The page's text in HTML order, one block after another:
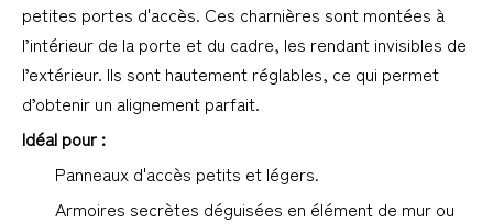
petites portes d'accès. Ces charnières sont montées à
l’intérieur de la porte et du cadre, les rendant invisibles de
l’extérieur. Ils sont hautement réglables, ce qui permet
d’obtenir un alignement parfait.
Idéal pour :
Panneaux d'accès petits et légers.
Armoires secrètes déguisées en élément de mur ou